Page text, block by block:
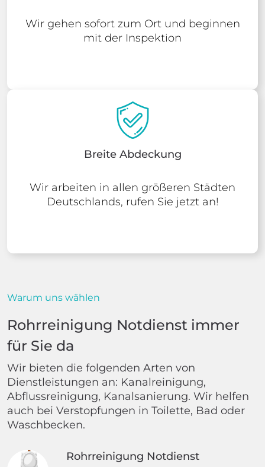
Wir gehen sofort zum Ort und beginnen
mit der Inspektion
Breite Abdeckung
Wir arbeiten in allen größeren Städten
Deutschlands, rufen Sie jetzt an!
Warum uns wählen
Rohrreinigung Notdienst immer
für Sie da
Wir bieten die folgenden Arten von
Dienstleistungen an: Kanalreinigung,
Abflussreinigung, Kanalsanierung. Wir helfen
auch bei Verstopfungen in Toilette, Bad oder
Waschbecken.
Rohrreinigung Notdienst